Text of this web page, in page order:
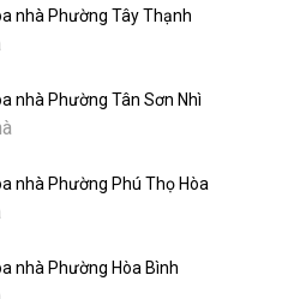
nhà Phường Tây Thạnh
nhà Phường Tân Sơn Nhì
nhà Phường Phú Thọ Hòa
nhà Phường Hòa Bình